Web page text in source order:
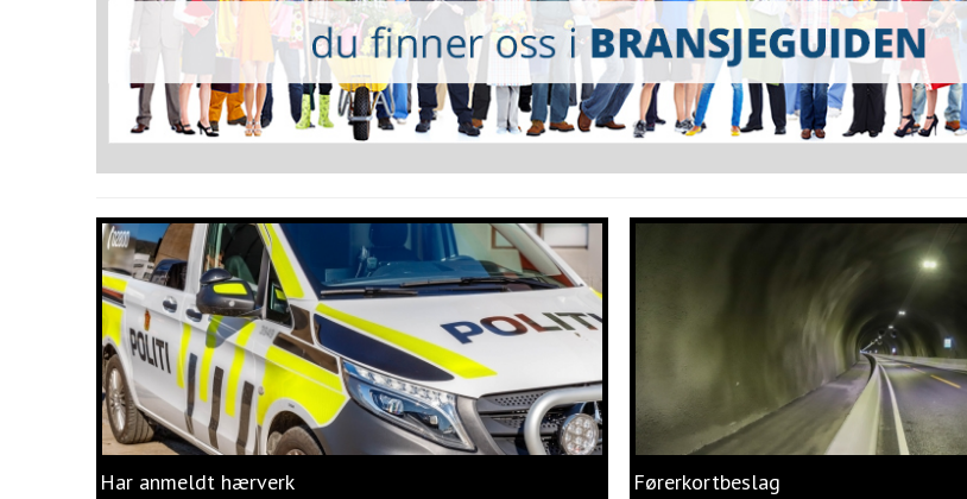
Har anmeldt hærverk Førerkortbeslag